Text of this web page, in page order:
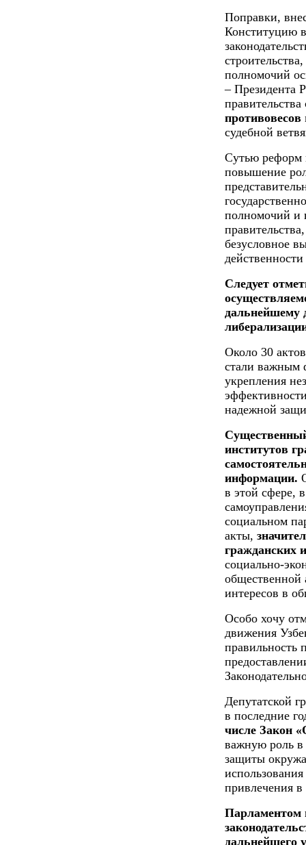
Поправки,
Конституцию
полномочий
– Президента
противовесов
судебной
Сутью реформ
повышение
полномочий и
безусловное
Следует
дальнейшему
Около 30
стали важным
укрепления
надежной
институтов
информации.
в этой сфере,
социальном
акты,
гражданских
социально-
общественной
интересов в
Особо хочу
движения
правильность
Депутатской
в последние
числе Закон
важную роль в
защиты
привлечения в
Парламентом
дальнейшего